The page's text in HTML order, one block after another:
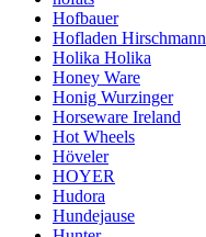
Hofbauer
Hofladen Hirschmann
Holika Holika
Honey Ware
Honig Wurzinger
Horseware Ireland
Hot Wheels
Höveler
HOYER
Hudora
Hundejause